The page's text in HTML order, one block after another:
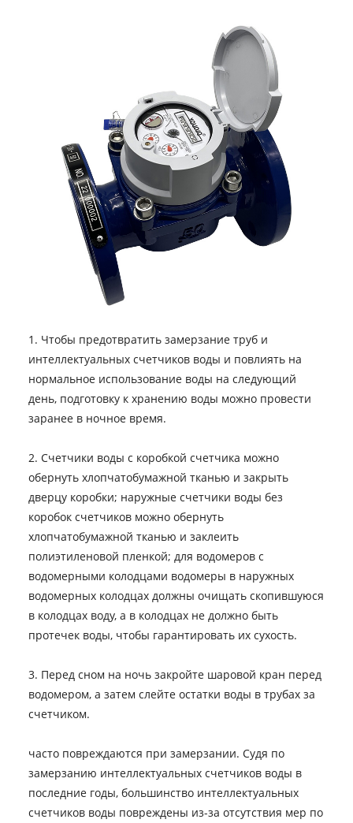
1. Чтобы предотвратить замерзание труб и
интеллектуальных счетчиков воды и повлиять на
нормальное использование воды на следующий
день, подготовку к хранению воды можно провести
заранее в ночное время.
2. Счетчики воды с коробкой счетчика можно
обернуть хлопчатобумажной тканью и закрыть
дверцу коробки; наружные счетчики воды без
коробок счетчиков можно обернуть
хлопчатобумажной тканью и заклеить
полиэтиленовой пленкой; для водомеров с
водомерными колодцами водомеры в наружных
водомерных колодцах должны очищать скопившуюся
в колодцах воду, а в колодцах не должно быть
протечек воды, чтобы гарантировать их сухость.
3. Перед сном на ночь закройте шаровой кран перед
водомером, а затем слейте остатки воды в трубах за
счетчиком.
часто повреждаются при замерзании. Судя по
замерзанию интеллектуальных счетчиков воды в
последние годы, большинство интеллектуальных
счетчиков воды повреждены из-за отсутствия мер по